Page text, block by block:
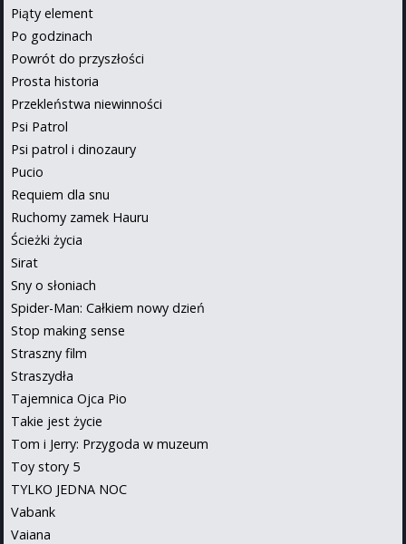
Piąty element
Po godzinach
Powrót do przyszłości
Prosta historia
Przekleństwa niewinności
Psi Patrol
Psi patrol i dinozaury
Pucio
Requiem dla snu
Ruchomy zamek Hauru
Ścieżki życia
Sirat
Sny o słoniach
Spider-Man: Całkiem nowy dzień
Stop making sense
Straszny film
Straszydła
Tajemnica Ojca Pio
Takie jest życie
Tom i Jerry: Przygoda w muzeum
Toy story 5
TYLKO JEDNA NOC
Vabank
Vaiana